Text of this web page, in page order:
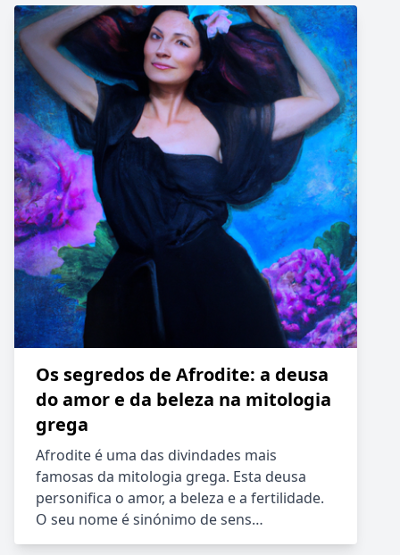
Os segredos de Afrodite: a deusa
do amor e da beleza na mitologia
grega
Afrodite é uma das divindades mais
famosas da mitologia grega. Esta deusa
personifica o amor, a beleza e a fertilidade.
O seu nome é sinónimo de sens…